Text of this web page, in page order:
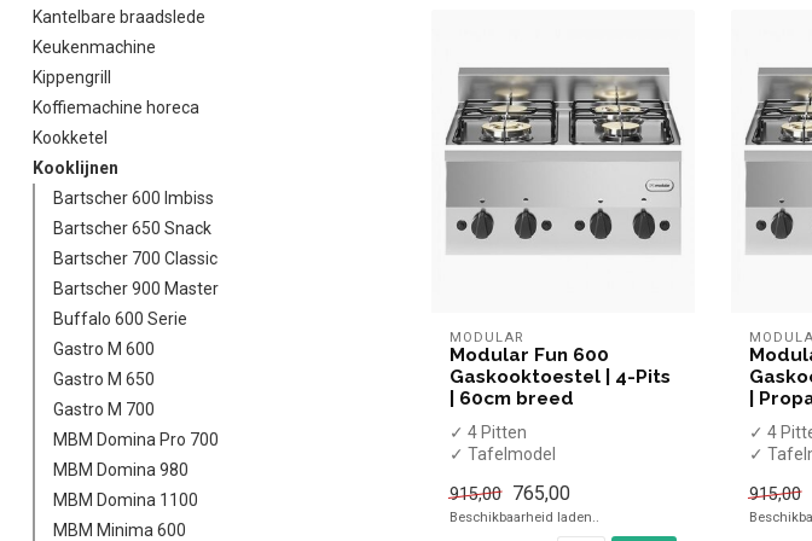
Kantelbare braadslede
Keukenmachine
Kippengrill
Koffiemachine horeca
Kookketel
Kooklijnen
Bartscher 600 Imbiss
Bartscher 650 Snack
Bartscher 700 Classic
Bartscher 900 Master
Buffalo 600 Serie
Gastro M 600
Gastro M 650
Gastro M 700
MBM Domina Pro 700
MBM Domina 980
MBM Domina 1100
MBM Minima 600
MODULAR
Modular Fun 600
Gaskooktoestel | 4-Pits
| 60cm breed
✓ 4 Pitten
✓ Tafelmodel
✓ Gas
915,00 765,00
Beschikbaarheid laden..
|
✓ 4
✓
✓
915,00